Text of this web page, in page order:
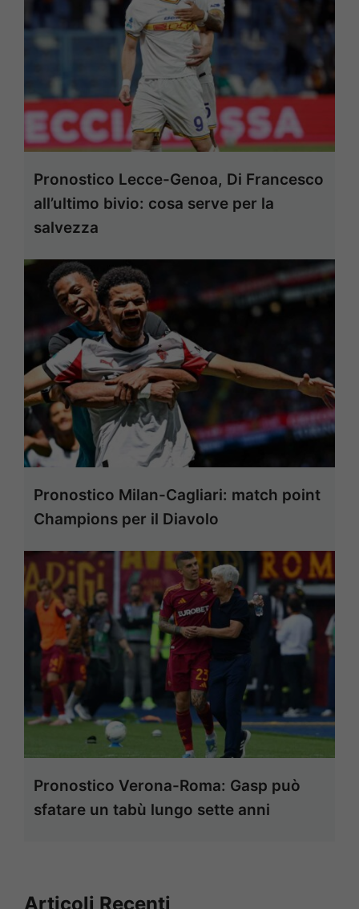
Pronostico Lecce-Genoa, Di Francesco
all’ultimo bivio: cosa serve per la
salvezza
Pronostico Milan-Cagliari: match point
Champions per il Diavolo
Pronostico Verona-Roma: Gasp può
sfatare un tabù lungo sette anni
Articoli Recenti